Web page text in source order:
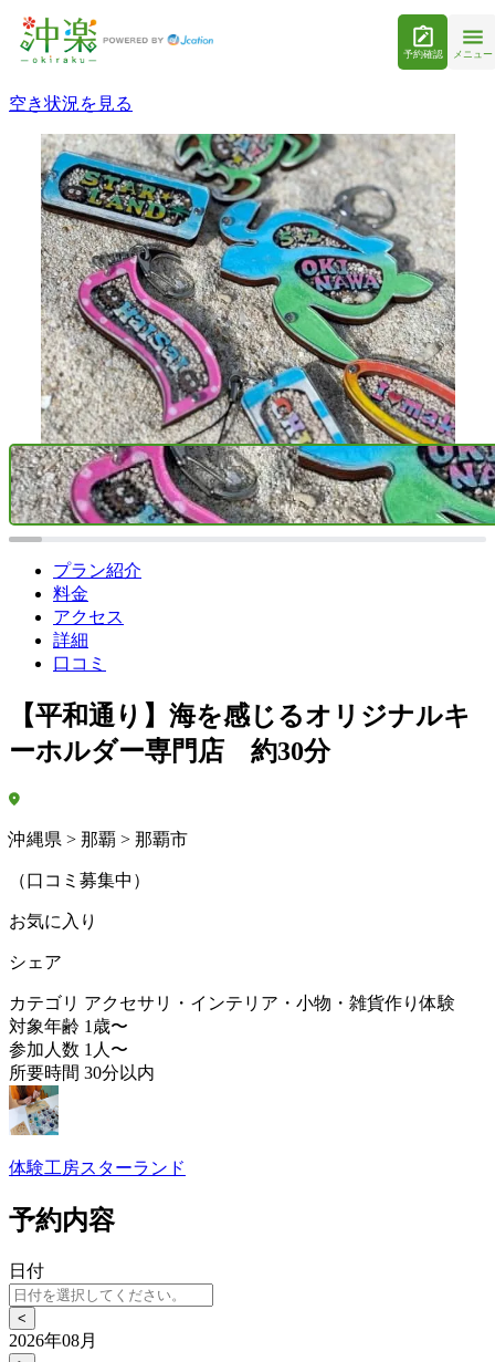
予約確認 メニュー
空き状況を見る
プラン紹介
料金
アクセス
詳細
口コミ
【平和通り】海を感じるオリジナルキ
ーホルダー専門店 約30分
沖縄県 > 那覇 > 那覇市
（口コミ募集中）
お気に入り
シェア
カテゴリ アクセサリ・インテリア・小物・雑貨作り体験
対象年齢 1歳〜
参加人数 1人〜
所要時間 30分以内
体験工房スターランド
予約内容
日付
<
2026年08月